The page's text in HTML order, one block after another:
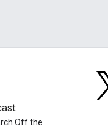
Off the